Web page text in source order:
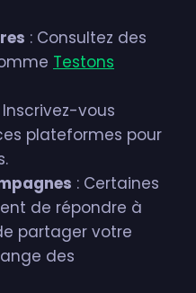
: Consultez des
Testons
Inscrivez-vous
plateformes pour
: Certaines
de répondre à
partager votre
des